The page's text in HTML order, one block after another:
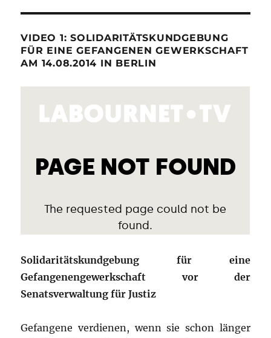
VIDEO 1: SOLIDARITÄTSKUNDGEBUNG
FÜR EINE GEFANGENEN GEWERKSCHAFT
AM 14.08.2014 IN BERLIN
Solidaritätskundgebung für eine
Gefangenengewerkschaft vor der
Senatsverwaltung für Justiz
Gefangene verdienen, wenn sie schon länger